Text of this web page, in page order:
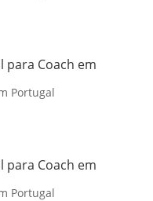
para Coach em
Portugal
para Coach em
Portugal